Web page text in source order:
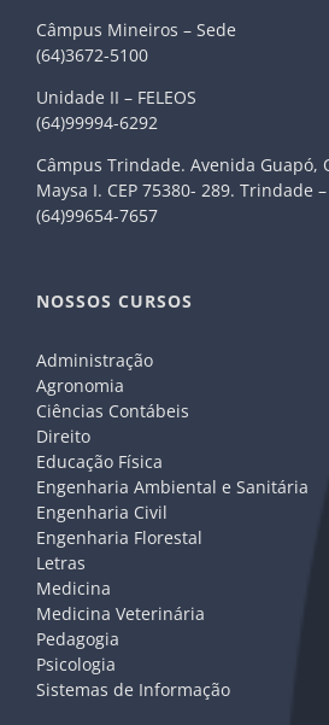
Câmpus Mineiros – Sede
(64)3672-5100
Unidade II – FELEOS
(64)99994-6292
Câmpus Trindade. Avenida Guapó,
Maysa I. CEP 75380- 289. Trindade –
(64)99654-7657
NOSSOS CURSOS
Administração
Agronomia
Ciências Contábeis
Direito
Educação Física
Engenharia Ambiental e Sanitária
Engenharia Civil
Engenharia Florestal
Letras
Medicina
Medicina Veterinária
Pedagogia
Psicologia
Sistemas de Informação